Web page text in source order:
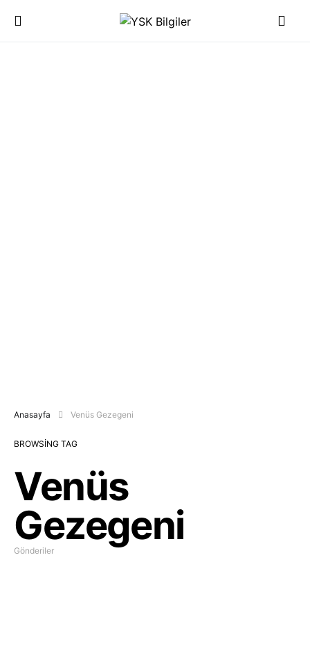
Anasayfa Venüs Gezegeni
BROWSING TAG
Venüs
Gezegeni
Gönderiler